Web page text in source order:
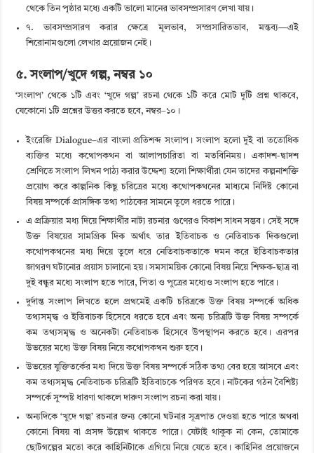
থেকে তিন পৃষ্ঠার মধ্যে একটি ভালো মানের ভাবসম্প্রসারণ লেখা যায়।
৭. ভাবসম্প্রসারণ করার ক্ষেত্রে মূলভাব, সম্প্রসারিতভাব, মন্তব্য—এই
শিরোনামগুলো লেখার প্রয়োজন নেই।
৫. সংলাপ/খুদে গল্প, নম্বর ১০
‘সংলাপ’ থেকে ১টি এবং ‘খুদে গল্প’ রচনা থেকে ১টি করে মোট দুটি প্রশ্ন থাকবে,
যেকোনো ১টি প্রশ্নের উত্তর করতে হবে, নম্বর–১০।
ইংরেজি Dialogue–এর বাংলা প্রতিশব্দ সংলাপ। সংলাপ হলো দুই বা ততোধিক
ব্যক্তির মধ্যে কথোপকথন বা আলাপচারিতা বা মতবিনিময়। একাদশ-দ্বাদশ
শ্রেণিতে সংলাপ লিখন পাঠ্য করার উদ্দেশ্য হলো শিক্ষার্থীরা যেন তাদের কল্পনাশক্তি
প্রয়োগ করে কাল্পনিক কিছু চরিত্রের মধ্যে কথোপকথনের মাধ্যমে নির্দিষ্ট কোনো
বিষয় সম্পর্কে প্রাসঙ্গিক তথ্য পাঠকের সামনে তুলে ধরতে পারে।
এ প্রক্রিয়ার মধ্য দিয়ে শিক্ষার্থীর নাট্য রচনার গুণেরও বিকাশ সাধন সম্ভব। সেই সঙ্গে
উক্ত বিষয়ের সামগ্রিক দিক অর্থাৎ তার ইতিবাচক ও নেতিবাচক দিকগুলো
কথোপকথনের মধ্য দিয়ে তুলে ধরে নেতিবাচকতাকে দমন করে ইতিবাচকতার
জাগরণ ঘটানোর প্রয়াস চালানো হয়। সমসাময়িক কোনো বিষয় নিয়ে শিক্ষক-ছাত্র বা
দুই বন্ধুর মধ্যে সংলাপ হতে পারে, পিতা ও পুত্রের মধ্যেও সংলাপ হতে পারে।
দুর্দান্ত সংলাপ লিখতে হলে প্রথমেই একটি চরিত্রকে উক্ত বিষয় সম্পর্কে অধিক
তথ্যসমৃদ্ধ ও ইতিবাচক হিসেবে ধরতে হবে এবং অন্য চরিত্রটি উক্ত বিষয় সম্পর্কে
কম তথ্যসমৃদ্ধ ও অনেকটা নেতিবাচক হিসেবে উপস্থাপন করতে হবে। এরপর
উভয়ের মধ্যে উক্ত বিষয় নিয়ে কথোপকথন শুরু হবে।
উভয়ের যুক্তিতর্কের মধ্য দিয়ে উক্ত বিষয় সম্পর্কে সঠিক তথ্য বের হয়ে আসবে এবং
কম তথ্যসমৃদ্ধ নেতিবাচক চরিত্রটি ইতিবাচকে পরিণত হবে। নাটকের গঠন বৈশিষ্ট্য
সম্পর্কে সুস্পষ্ট ধারণা থাকলে দারুণ সংলাপ রচনা করা যায়।
অন্যদিকে ‘খুদে গল্প’ রচনার জন্য কোনো ঘটনার সূত্রপাত দেওয়া হতে পারে অথবা
কোনো বিষয় বা প্রসঙ্গ উল্লেখ থাকতে পারে। যেটাই থাকুক না কেন, তোমাকে
ছোটগল্পের মতো করে কাহিনিটাকে এগিয়ে নিয়ে যেতে হবে। কাহিনির প্রয়োজনে